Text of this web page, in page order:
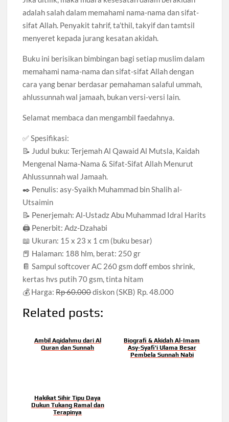
adalah salah dalam memahami nama-nama dan sifat-
sifat Allah. Penyakit tahrif, ta’thil, takyif dan tamtsil
menyeret kepada jurang kesatan akidah.
Buku ini berisikan bimbingan bagi setiap muslim dalam
memahami nama-nama dan sifat-sifat Allah dengan
cara yang benar berdasar pemahaman salaful ummah,
ahlussunnah wal jamaah, bukan versi-versi lain.
Selamat membaca dan mengambil faedahnya.
✅ Spesifikasi:
📝 Judul buku: Terjemah Al Qawaid Al Mutsla, Kaidah
Mengenal Nama-Nama & Sifat-Sifat Allah Menurut
Ahlussunnah wal Jamaah.
✒️ Penulis: asy-Syaikh Muhammad bin Shalih al-
Utsaimin
📝 Penerjemah: Al-Ustadz Abu Muhammad Idral Harits
🖨 Penerbit: Adz-Dzahabi
📖 Ukuran: 15 x 23 x 1 cm (buku besar)
📕 Halaman: 188 hlm, berat: 250 gr
📔 Sampul softcover AC 260 gsm doff embos shrink,
kertas hvs putih 70 gsm, tinta hitam
💰 Harga:Rp 60.000diskon (SKB) Rp. 48.000
Related posts:
Ambil Aqidahmu dari Al
Quran dan Sunnah
Biografi & Akidah Al-Imam
Asy-Syafi'i Ulama Besar
Pembela Sunnah Nabi
Hakikat Sihir Tipu Daya
Dukun Tukang Ramal dan
Terapinya